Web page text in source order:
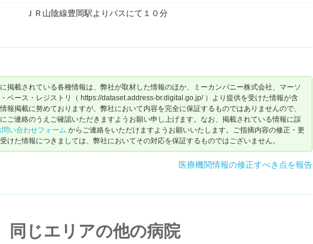
ＪＲ山陰線豊岡駅よりバスにて１０分
掲載されている各種情報は、弊社が取材した情報のほか、ミーカンパニー株式会社、マーソ
ベース・レジストリ（ https://dataset.address-br.digital.go.jp/ ）より提供を受けた情報が含
報掲載に努めておりますが、弊社において内容を完全に保証するものではありませんので、
ご連絡のうえご確認いただきますようお願い申し上げます。なお、掲載されている情報に誤
問い合わせフォーム からご連絡をいただけますようお願いいたします。ご指摘内容の修正・更
けた情報につきましては、弊社においてその対応を保証するものではございません。
医療機関情報の修正すべき点を報告
同じエリアの他の病院